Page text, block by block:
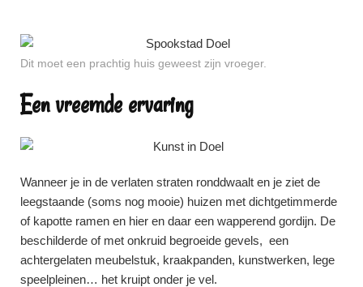
Dit moet een prachtig huis geweest zijn vroeger.
Een vreemde ervaring
Wanneer je in de verlaten straten ronddwaalt en je ziet de
leegstaande (soms nog mooie) huizen met dichtgetimmerde
of kapotte ramen en hier en daar een wapperend gordijn. De
beschilderde of met onkruid begroeide gevels, een
achtergelaten meubelstuk, kraakpanden, kunstwerken, lege
speelpleinen… het kruipt onder je vel.